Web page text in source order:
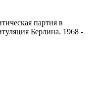
партия в
Берлина. 1968 -